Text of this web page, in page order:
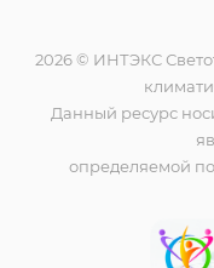
2026 © ИНТЭКС
Данный ресурс
определяемой